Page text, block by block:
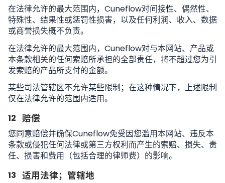
在法律允许的最大范围内，Cuneflow对间接性、偶然性、
特殊性、结果性或惩罚性损害，以及任何利润、收入、数据
或商誉损失概不负责。
在法律允许的最大范围内，Cuneflow对与本网站、产品或
本条款相关的任何索赔所承担的全部责任，将不超过您为引
发索赔的产品所支付的金额。
某些司法管辖区不允许某些限制；在这种情况下，上述限制
仅在法律允许的范围内适用。
12 赔偿
您同意赔偿并确保Cuneflow免受因您滥用本网站、违反本
条款或侵犯任何法律或第三方权利而产生的索赔、损失、责
任、损害和费用（包括合理的律师费）的影响。
13 适用法律；管辖地